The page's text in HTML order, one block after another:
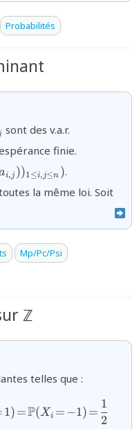
Probabilités
sont des v.a.r.
finie.
i,j ))1 ≤i,j≤n ).
la même loi. Soit
Mp/Pc/Psi
ℤ
telles que :
1)=P(Xi =−1)=
2
1